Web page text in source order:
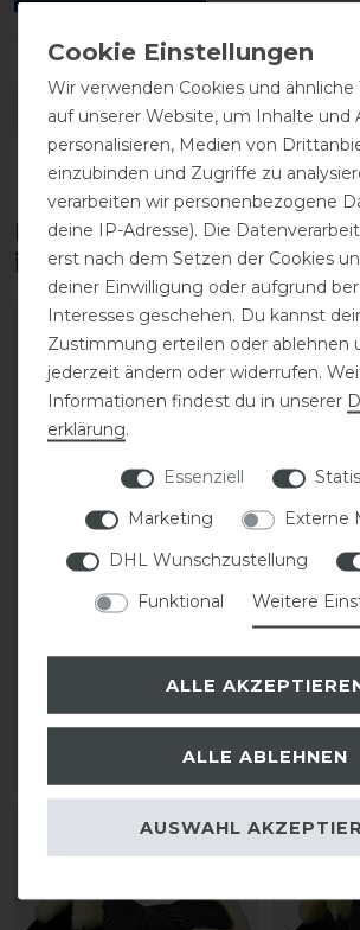
DETAILS ZUR
Diese Produkte könnten
interessieren
-10%
Memory Foam Half Pad
204,21 € *
-10%
Memory
204,21 €
-10%
Wir verwenden Cookies und ähnliche
auf unserer Website, um Inhalte und
personalisieren, Medien von
einzubinden und Zugriffe zu
verarbeiten wir personenbezogene
deine IP-Adresse). Die
erst nach dem Setzen der Cookies
deiner Einwilligung oder aufgrund
Interesses geschehen. Du kannst
Zustimmung erteilen oder ablehnen
jederzeit ändern oder widerrufen.
Informationen findest du in unserer
erklärung.
Essenziell
Marketing
Externe
DHL Wunschzustellung
Funktional
Weitere
ALLE
ALLE ABLEHNEN
AUSWAHL